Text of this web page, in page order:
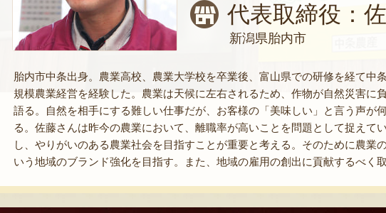
代表取締役：
新潟県胎内市
胎内市中条出身。農業高校、農業大学校を卒業後、富山県での研修を経て中
規模農業経営を経験した。農業は天候に左右されるため、作物が自然災害に
語る。自然を相手にする難しい仕事だが、お客様の「美味しい」と言う声が
る。佐藤さんは昨今の農業において、離職率が高いことを問題として捉えて
し、やりがいのある農業社会を目指すことが重要と考える。そのために農業
いう地域のブランド強化を目指す。また、地域の雇用の創出に貢献するべく